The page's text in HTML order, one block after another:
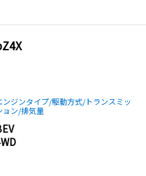
ンジンタイプ/駆動方式/トランスミッ
ョン/排気量